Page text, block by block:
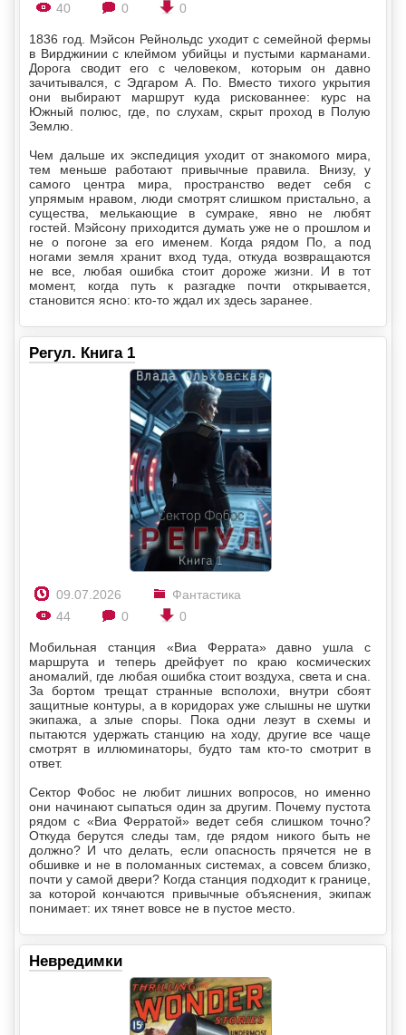
40
0 0
1836 год. Мэйсон Рейнольдс уходит с семейной фермы
в Вирджинии с клеймом убийцы и пустыми карманами.
Дорога сводит его с человеком, которым он давно
зачитывался, с Эдгаром А. По. Вместо тихого укрытия
они выбирают маршрут куда рискованнее: курс на
Южный полюс, где, по слухам, скрыт проход в Полую
Землю.
Чем дальше их экспедиция уходит от знакомого мира,
тем меньше работают привычные правила. Внизу, у
самого центра мира, пространство ведет себя с
упрямым нравом, люди смотрят слишком пристально, а
существа, мелькающие в сумраке, явно не любят
гостей. Мэйсону приходится думать уже не о прошлом и
не о погоне за его именем. Когда рядом По, а под
ногами земля хранит вход туда, откуда возвращаются
не все, любая ошибка стоит дороже жизни. И в тот
момент, когда путь к разгадке почти открывается,
становится ясно: кто-то ждал их здесь заранее.
Регул. Книга 1
09.07.2026
Фантастика
44
0 0
Мобильная станция «Виа Феррата» давно ушла с
маршрута и теперь дрейфует по краю космических
аномалий, где любая ошибка стоит воздуха, света и сна.
За бортом трещат странные всполохи, внутри сбоят
защитные контуры, а в коридорах уже слышны не шутки
экипажа, а злые споры. Пока одни лезут в схемы и
пытаются удержать станцию на ходу, другие все чаще
смотрят в иллюминаторы, будто там кто-то смотрит в
ответ.
Сектор Фобос не любит лишних вопросов, но именно
они начинают сыпаться один за другим. Почему пустота
рядом с «Виа Ферратой» ведет себя слишком точно?
Откуда берутся следы там, где рядом никого быть не
должно? И что делать, если опасность прячется не в
обшивке и не в поломанных системах, а совсем близко,
почти у самой двери? Когда станция подходит к границе,
за которой кончаются привычные объяснения, экипаж
понимает: их тянет вовсе не в пустое место.
Невредимки